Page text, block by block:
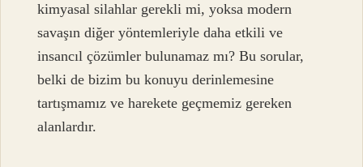
kimyasal silahlar gerekli mi, yoksa modern
savaşın diğer yöntemleriyle daha etkili ve
insancıl çözümler bulunamaz mı? Bu sorular,
belki de bizim bu konuyu derinlemesine
tartışmamız ve harekete geçmemiz gereken
alanlardır.